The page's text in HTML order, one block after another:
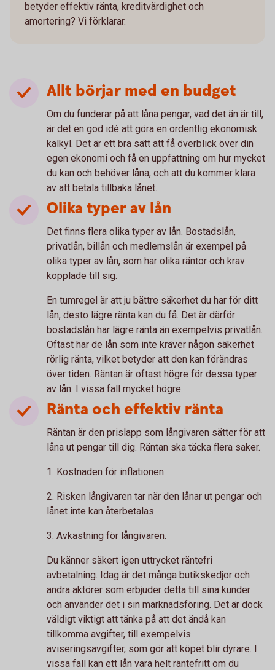
betyder effektiv ränta, kreditvärdighet och
amortering? Vi förklarar.
Allt börjar med en budget
Om du funderar på att låna pengar, vad det än är till,
är det en god idé att göra en ordentlig ekonomisk
kalkyl. Det är ett bra sätt att få överblick över din
egen ekonomi och få en uppfattning om hur mycket
du kan och behöver låna, och att du kommer klara
av att betala tillbaka lånet.
Olika typer av lån
Det finns flera olika typer av lån. Bostadslån,
privatlån, billån och medlemslån är exempel på
olika typer av lån, som har olika räntor och krav
kopplade till sig.
En tumregel är att ju bättre säkerhet du har för ditt
lån, desto lägre ränta kan du få. Det är därför
bostadslån har lägre ränta än exempelvis privatlån.
Oftast har de lån som inte kräver någon säkerhet
rörlig ränta, vilket betyder att den kan förändras
över tiden. Räntan är oftast högre för dessa typer
av lån. I vissa fall mycket högre.
Ränta och effektiv ränta
Räntan är den prislapp som långivaren sätter för att
låna ut pengar till dig. Räntan ska täcka flera saker.
1. Kostnaden för inflationen
2. Risken långivaren tar när den lånar ut pengar och
lånet inte kan återbetalas
3. Avkastning för långivaren.
Du känner säkert igen uttrycket räntefri
avbetalning. Idag är det många butikskedjor och
andra aktörer som erbjuder detta till sina kunder
och använder det i sin marknadsföring. Det är dock
väldigt viktigt att tänka på att det ändå kan
tillkomma avgifter, till exempelvis
aviseringsavgifter, som gör att köpet blir dyrare. I
vissa fall kan ett lån vara helt räntefritt om du